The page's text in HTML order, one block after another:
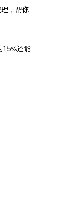
，帮你
15%还能